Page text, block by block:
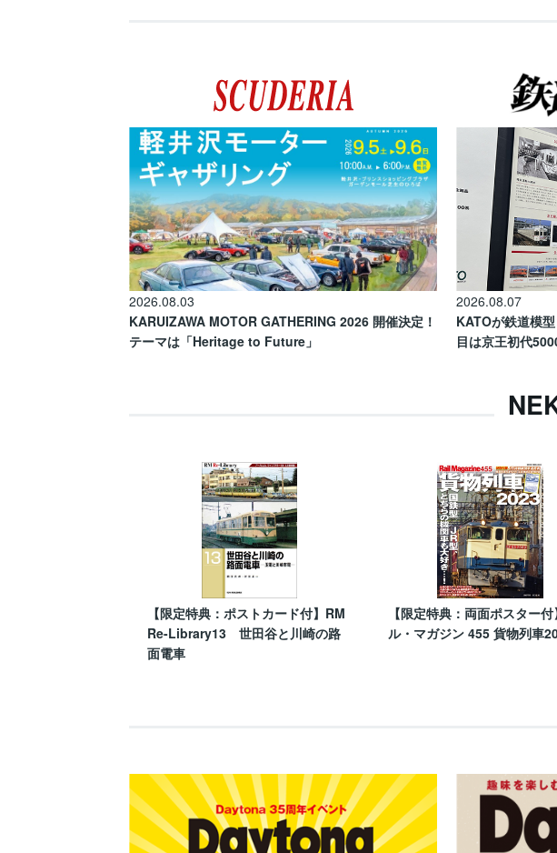
2026.08.03
KARUIZAWA MOTOR GATHERING 2026 開催決定！
テーマは「Heritage to Future」
2026.08.07
KATOが鉄道模
目は京王初代
【限定特典：ポストカード付】RM
Re-Library13 世田谷と川崎の路
面電車
【限定特典：両面ポスター付
ル・マガジン 455 貨物列車